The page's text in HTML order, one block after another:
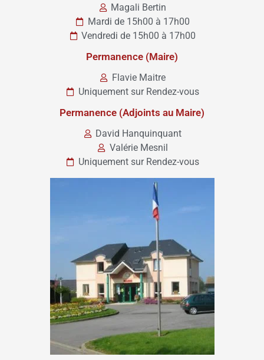
Magali Bertin
Mardi de 15h00 à 17h00
Vendredi de 15h00 à 17h00
Permanence (Maire)
Flavie Maitre
Uniquement sur Rendez-vous
Permanence (Adjoints au Maire)
David Hanquinquant
Valérie Mesnil
Uniquement sur Rendez-vous